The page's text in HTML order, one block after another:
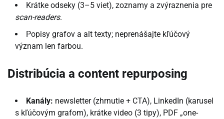
Krátke odseky (3–5 viet), zoznamy a zvýraznenia pre
scan-readers.
Popisy grafov a alt texty; neprenášajte kľúčový
význam len farbou.
Distribúcia a content repurposing
Kanály: newsletter (zhrnutie + CTA), LinkedIn (karusel
s kľúčovým grafom), krátke video (3 tipy), PDF „one-